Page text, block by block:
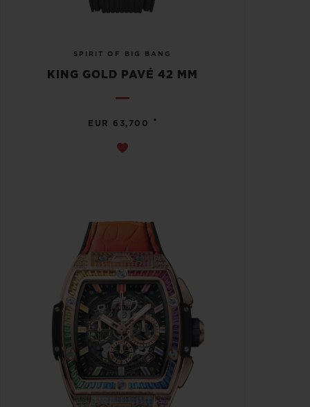
SPIRIT OF BIG BANG
KING GOLD PAVÉ 42 MM
EUR 63,700 •